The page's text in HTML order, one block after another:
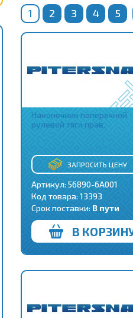
1 2 3 4 5
Наконечник поперечной
рулевой тяги прав.
ЗАПРОСИТЬ ЦЕНУ
Артикул: 56890-6A001
Код товара: 13393
Срок поставки: В пути
В